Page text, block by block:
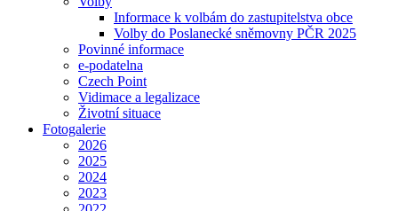
Informace k volbám do zastupitelstva obce
Volby do Poslanecké sněmovny PČR 2025
Povinné informace
e-podatelna
Czech Point
Vidimace a legalizace
Životní situace
Fotogalerie
2026
2025
2024
2023